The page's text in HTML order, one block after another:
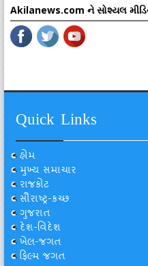
Akilanews.com ને સોશ્યલ
Quick Links
હોમ
મુખ્ય સમાચાર
રાજકોટ
સૌરાષ્ટ્ર-કચ્છ
ગુજરાત
દેશ-વિદેશ
ખેલ-જગત
ફિલ્મ જગત